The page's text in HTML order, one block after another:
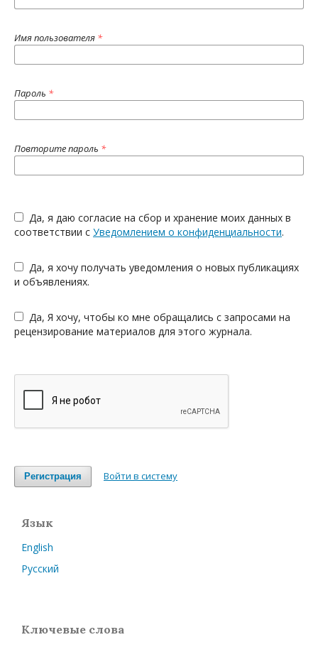
Имя пользователя *
Пароль *
Повторите пароль *
соответствии с Уведомлением о конфиденциальности.
и объявлениях.
рецензирование материалов для этого журнала.
Регистрация Войти в систему
Язык
English
Русский
Ключевые слова